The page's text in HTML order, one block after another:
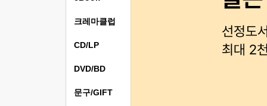
크레마클럽
CD/LP
DVD/BD
문구/GIFT